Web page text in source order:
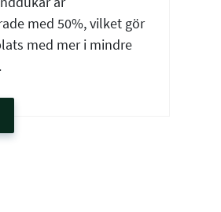
med 50%, vilket gör
med mer i mindre